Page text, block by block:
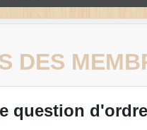
DES
question